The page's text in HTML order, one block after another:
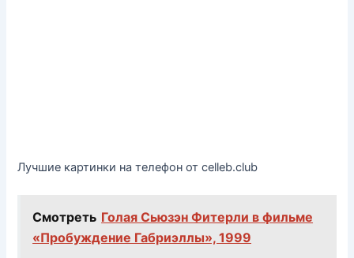
Лучшие картинки на телефон от celleb.club
Смотреть Голая Сьюзэн Фитерли в фильме
«Пробуждение Габриэллы», 1999